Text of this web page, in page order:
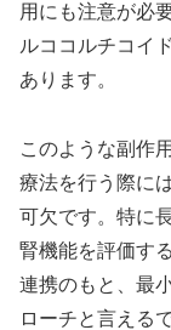
用にも注意が必
ルココルチコイ
あります。
このような副作
療法を行う際に
可欠です。特に
腎機能を評価す
連携のもと、最
ローチと言える